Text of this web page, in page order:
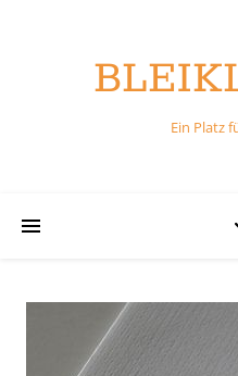
Ein Platz